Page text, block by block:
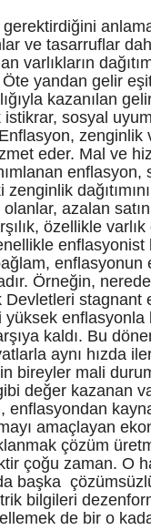
ve tasarruflar
varlıkların
yandan gelir
kazanılan
sosyal
eder. Mal ve
enflasyon,
azalan
özellikle
Örneğin,
stagnant
kaldı. Bu
aynı hızda
bireyler mali
değer kazanan
enflasyondan
amaçlayan
çözüm
çoğu zaman. O
başka
bilgileri
de bir o